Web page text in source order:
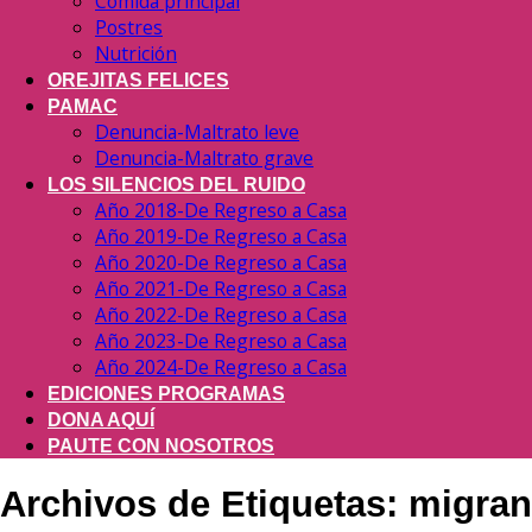
Postres
Nutrición
OREJITAS FELICES
PAMAC
Denuncia-Maltrato leve
Denuncia-Maltrato grave
LOS SILENCIOS DEL RUIDO
Año 2018-De Regreso a Casa
Año 2019-De Regreso a Casa
Año 2020-De Regreso a Casa
Año 2021-De Regreso a Casa
Año 2022-De Regreso a Casa
Año 2023-De Regreso a Casa
Año 2024-De Regreso a Casa
EDICIONES PROGRAMAS
DONA AQUÍ
PAUTE CON NOSOTROS
Archivos de Etiquetas: